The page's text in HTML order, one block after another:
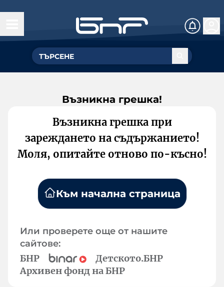
Възникна грешка!
Възникна грешка при
зареждането на съдържанието!
Моля, опитайте отново по-късно!
Към начална страница
Или проверете още от нашите
сайтове:
БНР
Детското.БНР
Архивен фонд на БНР